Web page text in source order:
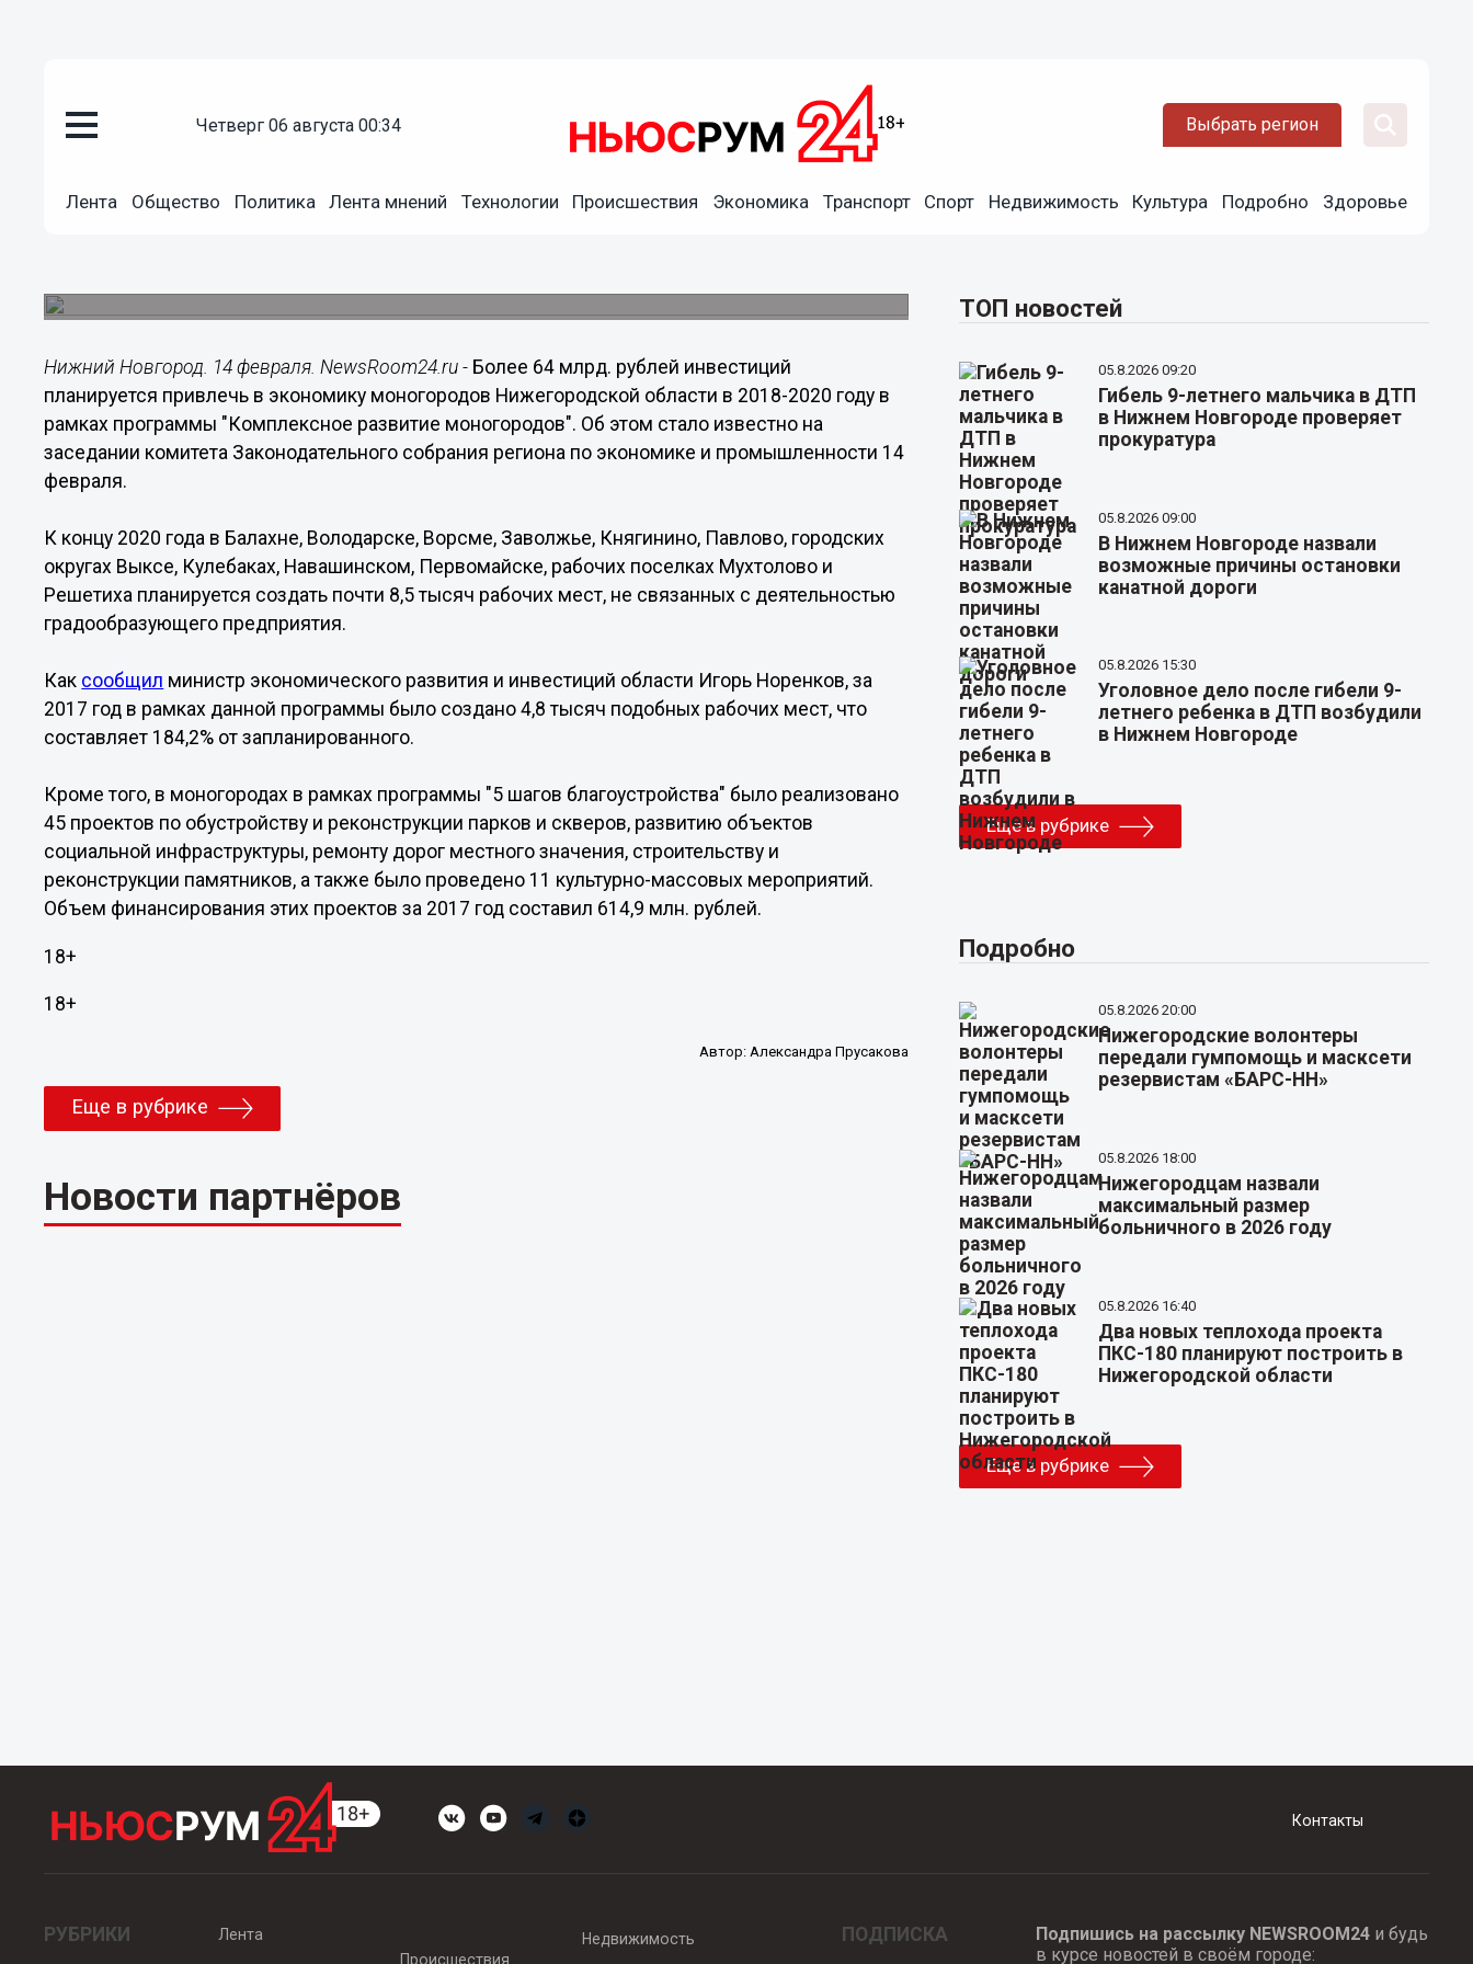
четверг 06 августа 00:34 Выбрать регион
Лента Общество Политика Лента мнений Технологии Происшествия Экономика Транспорт Спорт Недвижимость Культура Подробно Здоровье
Более 64 млрд рублей планируется привлечь в экономику
Нижний Новгород. 14 февраля. NewsRoom24.ru - Более 64 млрд. рублей инвестиций
планируется привлечь в экономику моногородов Нижегородской области в 2018-2020 году в
рамках программы "Комплексное развитие моногородов". Об этом стало известно на
заседании комитета Законодательного собрания региона по экономике и промышленности 14
февраля.
К концу 2020 года в Балахне, Володарске, Ворсме, Заволжье, Княгинино, Павлово, городских
округах Выксе, Кулебаках, Навашинском, Первомайске, рабочих поселках Мухтолово и
Решетиха планируется создать почти 8,5 тысяч рабочих мест, не связанных с деятельностью
градообразующего предприятия.
Как сообщил министр экономического развития и инвестиций области Игорь Норенков, за
2017 год в рамках данной программы было создано 4,8 тысяч подобных рабочих мест, что
составляет 184,2% от запланированного.
Кроме того, в моногородах в рамках программы "5 шагов благоустройства" было реализовано
45 проектов по обустройству и реконструкции парков и скверов, развитию объектов
социальной инфраструктуры, ремонту дорог местного значения, строительству и
реконструкции памятников, а также было проведено 11 культурно-массовых мероприятий.
Объем финансирования этих проектов за 2017 год составил 614,9 млн. рублей.
18+
18+
Автор: Александра Прусакова
Еще в рубрике
Новости партнёров
ТОП новостей
05.8.2026 09:20
Гибель 9-летнего мальчика в ДТП
в Нижнем Новгороде проверяет
прокуратура
05.8.2026 09:00
В Нижнем Новгороде назвали
возможные причины остановки
канатной дороги
05.8.2026 15:30
Уголовное дело после гибели 9-
летнего ребенка в ДТП возбудили
в Нижнем Новгороде
Еще в рубрике
Подробно
05.8.2026 20:00
Нижегородские волонтеры
передали гумпомощь и масксети
резервистам «БАРС-НН»
05.8.2026 18:00
Нижегородцам назвали
максимальный размер
больничного в 2026 году
05.8.2026 16:40
Два новых теплохода проекта
ПКС-180 планируют построить в
Нижегородской области
Еще в рубрике
Контакты
РУБРИКИ
Лента
Происшествия
Недвижимость ПОДПИСКА Подпишись на рассылку NEWSROOM24и будь
в курсе новостей в своём городе: